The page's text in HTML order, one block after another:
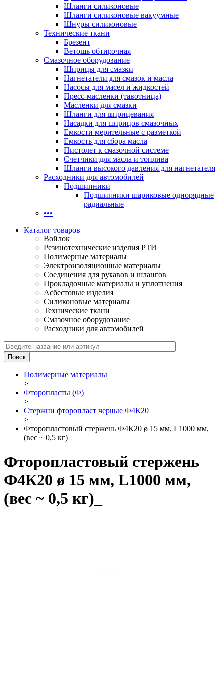
Шланги силиконовые
Шланги силиконовые вакуумные
Шнуры силиконовые
Технические ткани
Брезент
Ветошь обтирочная
Смазочное оборудование
Шприцы для смазки
Нагнетатели для смазок и масла
Насосы для масел и жидкостей
Пресс-масленки (тавотница)
Масленки для смазки
Шланги для шприцевания
Насадки для шприцов смазочных
Емкости мерительные с разметкой
Емкость для сбора масла
Пистолет к смазочной системе
Счетчики для масла и топлива
Шланги высокого давления для нагнетателя
Расходники для автомобилей
Подшипники
Подшипники шариковые однорядные
радиальные
•••
Каталог товаров
Войлок
Резинотехнические изделия РТИ
Полимерные материалы
Электроизоляционные материалы
Соединения для рукавов и шлангов
Прокладочные материалы и уплотнения
Асбестовые изделия
Силиконовые материалы
Технические ткани
Смазочное оборудование
Расходники для автомобилей
Полимерные материалы
>
Фторопласты (Ф)
>
Стержни фторопласт черные Ф4К20
>
Фторопластовый стержень Ф4К20 ø 15 мм, L1000 мм,
(вес ~ 0,5 кг)_
Фторопластовый стержень
Ф4К20 ø 15 мм, L1000 мм,
(вес ~ 0,5 кг)_